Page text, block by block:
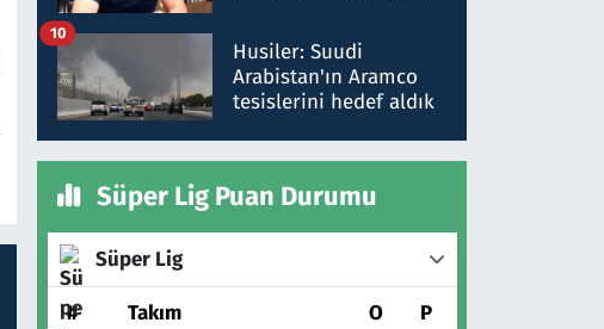
talimat verdi, ben
gönderdim
Husiler: Suudi
Arabistan'ın Aramco
tesislerini hedef aldık
10
Süper Lig Puan Durumu
Süper Lig
# Takım O P